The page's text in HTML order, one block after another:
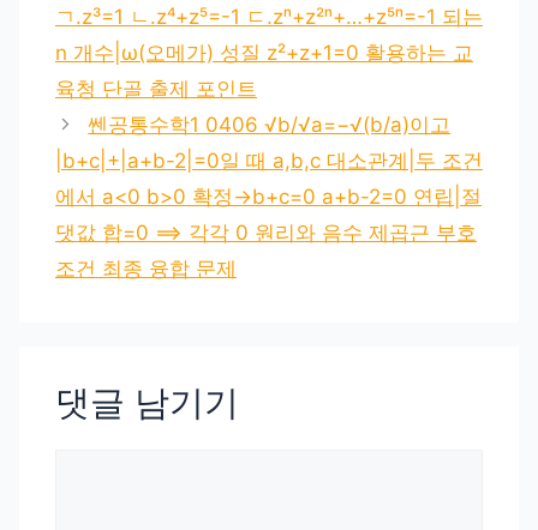
ㄱ.z³=1 ㄴ.z⁴+z⁵=-1 ㄷ.zⁿ+z²ⁿ+…+z⁵ⁿ=-1 되는
n 개수|ω(오메가) 성질 z²+z+1=0 활용하는 교
육청 단골 출제 포인트
쎈공통수학1 0406 √b/√a=−√(b/a)이고
|b+c|+|a+b-2|=0일 때 a,b,c 대소관계|두 조건
에서 a<0 b>0 확정→b+c=0 a+b-2=0 연립|절
댓값 합=0 ⟹ 각각 0 원리와 음수 제곱근 부호
조건 최종 융합 문제
댓글 남기기